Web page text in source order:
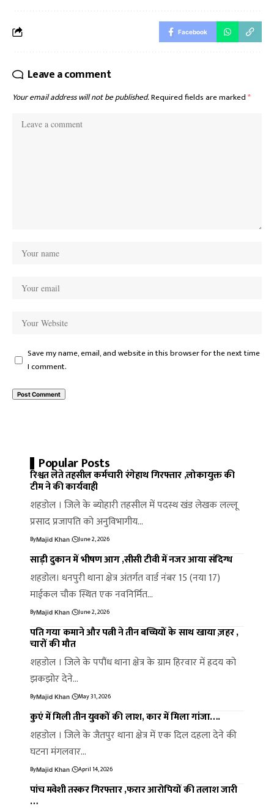
Facebook
Leave a comment
Your email address will not be published.Required fields are marked*
Save my name, email, and website in this browser for the next time
I comment.
Popular Posts
रिश्वत लेते तहसील कर्मचारी रंगेहाथ गिरफ्तार ,लोकायुक्त की
टीम ने की कार्यवाही
शहडोल । जिले के ब्योहारी तहसील में पदस्थ खंड लेखक लल्लू
प्रसाद प्रजापति को अनुविभागीय…
ByMajid Khan June 2, 2026
साड़ी दुकान में भीषण आग ,सीसी टीवी में नजर आया संदिग्ध
शहडोल। धनपुरी थाना क्षेत्र अंतर्गत वार्ड नंबर 15 (नया 17)
माईकल चौक स्थित एक नवनिर्मित…
ByMajid Khan June 2, 2026
पति गया कमाने और पत्नी ने तीन बच्चियों के साथ खाया ज़हर ,
चारों की मौत
शहडोल । जिले के पपौंध थाना क्षेत्र के ग्राम हिरवार में ह्रदय को
झकझोर देने…
ByMajid Khan May 31, 2026
कुएं में मिली तीन युवकों की लाश, कार में मिला गांजा….
शहडोल । जिले के जैतपुर थाना क्षेत्र में एक दिल दहला देने की
घटना मंगलवार…
ByMajid Khan April 14, 2026
पांच मवेशी तस्कर गिरफ्तार ,फरार आरोपियों की तलाश जारी
…